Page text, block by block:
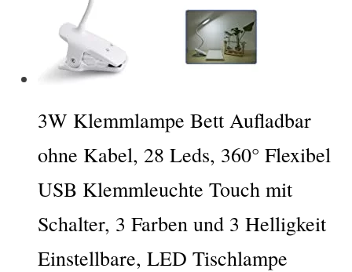
3W Klemmlampe Bett Aufladbar
ohne Kabel, 28 Leds, 360° Flexibel
USB Klemmleuchte Touch mit
Schalter, 3 Farben und 3 Helligkeit
Einstellbare, LED Tischlampe